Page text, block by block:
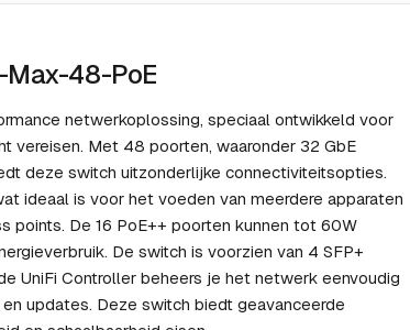
48-PoE
netwerkoplossing, speciaal ontwikkeld voor
vereisen. Met 48 poorten, waaronder 32 GbE
deze switch uitzonderlijke connectiviteitsopties.
ideaal is voor het voeden van meerdere apparaten
points. De 16 PoE++ poorten kunnen tot 60W
De switch is voorzien van 4 SFP+
UniFi Controller beheers je het netwerk eenvoudig
updates. Deze switch biedt geavanceerde